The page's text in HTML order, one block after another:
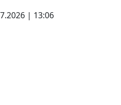
| 13:06